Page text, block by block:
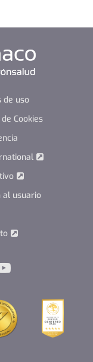
de uso
Cookies
al usuario